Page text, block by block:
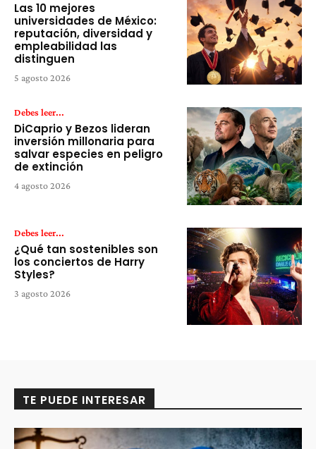
Las 10 mejores
universidades de México:
reputación, diversidad y
empleabilidad las
distinguen
5 agosto 2026
Debes leer...
DiCaprio y Bezos lideran
inversión millonaria para
salvar especies en peligro
de extinción
4 agosto 2026
Debes leer...
¿Qué tan sostenibles son
los conciertos de Harry
Styles?
3 agosto 2026
TE PUEDE INTERESAR